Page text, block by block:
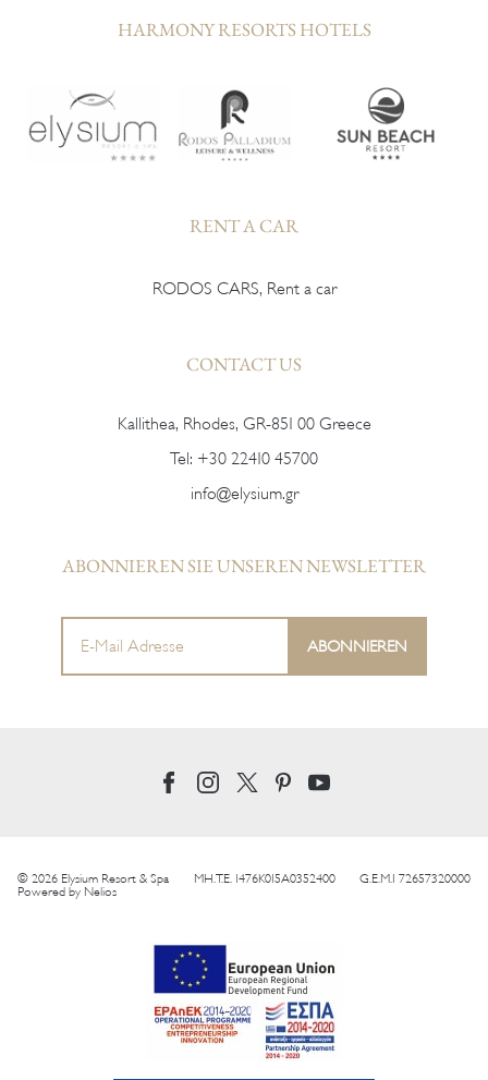
HARMONY RESORTS HOTELS
RENT A CAR
RODOS CARS, Rent a car
CONTACT US
Kallithea, Rhodes, GR-851 00 Greece
Tel: +30 22410 45700
info@elysium.gr
ABONNIEREN SIE UNSEREN NEWSLETTER
© 2026 Elysium Resort & Spa MH.T.E. 1476K015A0352400
G.E.M.I 72657320000
Powered by Nelios